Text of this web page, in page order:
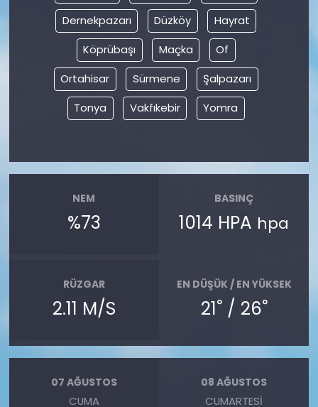
Dernekpazarı
Düzköy
Hayrat
Köprübaşı
Maçka
Of
Ortahisar
Sürmene
Şalpazarı
Tonya
Vakfıkebir Yomra
NEM
%73
BASINÇ
1014 HPA hpa
RÜZGAR
2.11 M/S
EN DÜŞÜK / EN YÜKSEK
21°/ 26°
07 AĞUSTOS
CUMA
08 AĞUSTOS
CUMARTESI